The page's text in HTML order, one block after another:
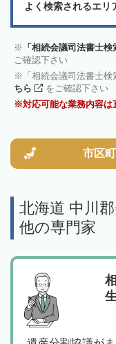
よく検索されるエリ
「相続会議司法書士
ご確認下さい
「相続会議司法書士
ちら
をご確認下さい
対応可能な業務内容
市区
北海道 中川
他の専門家